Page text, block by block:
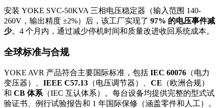
安装 YOKE SVC-50KVA 三相电压稳定器（输入范围 140-
260V，输出精度 ±2%）后，该工厂实现了 97% 的电压事件减
少。4 个月内，通过减少停机时间和质量改进收回系统成本。
全球标准与合规
YOKE AVR 产品符合主要国际标准，包括 IEC 60076 （电力
变压器）、 IEEE C57.13 （电压调节器）、 CE （欧洲合规）
和 CB 体系 （IEC 互认体系）。每台设备均提供完整的型式试
验证书、例行试验报告和 1 年国际保修（涵盖零件和人工）。